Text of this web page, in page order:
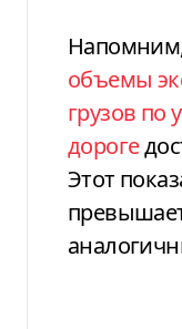
Напомним,
объемы
грузов по
дороге
Этот